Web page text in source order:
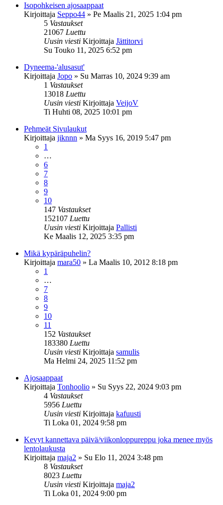
Isopohkeisen ajosaappaat
Kirjoittaja Seppo44 » Pe Maalis 21, 2025 1:04 pm
5 Vastaukset
21067 Luettu
Uusin viesti Kirjoittaja Jättitorvi
Su Touko 11, 2025 6:52 pm
Dyneema-'alusasut'
Kirjoittaja Jopo » Su Marras 10, 2024 9:39 am
1 Vastaukset
13018 Luettu
Uusin viesti Kirjoittaja VeijoV
Ti Huhti 08, 2025 10:01 pm
Pehmeät Sivulaukut
Kirjoittaja jiknnn » Ma Syys 16, 2019 5:47 pm
1
…
6
7
8
9
10
147 Vastaukset
152107 Luettu
Uusin viesti Kirjoittaja Pallisti
Ke Maalis 12, 2025 3:35 pm
Mikä kypäräpuhelin?
Kirjoittaja mara50 » La Maalis 10, 2012 8:18 pm
1
…
7
8
9
10
11
152 Vastaukset
183380 Luettu
Uusin viesti Kirjoittaja samulis
Ma Helmi 24, 2025 11:52 pm
Ajosaappaat
Kirjoittaja Tonhoolio » Su Syys 22, 2024 9:03 pm
4 Vastaukset
5956 Luettu
Uusin viesti Kirjoittaja kafuusti
Ti Loka 01, 2024 9:58 pm
Kevyt kannettava päivä/viikonloppureppu joka menee myös
lentolaukusta
Kirjoittaja maja2 » Su Elo 11, 2024 3:48 pm
8 Vastaukset
8023 Luettu
Uusin viesti Kirjoittaja maja2
Ti Loka 01, 2024 9:00 pm